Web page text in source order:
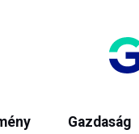
Gazdaság